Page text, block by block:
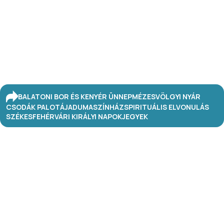
BALATONI BOR ÉS KENYÉR ÜNNEPMÉZESVÖLGYI NYÁR
CSODÁK PALOTÁJADUMASZÍNHÁZSPIRITUÁLIS ELVONULÁS
SZÉKESFEHÉRVÁRI KIRÁLYI NAPOKJEGYEK